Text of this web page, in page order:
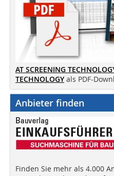
AT SCREENING
TECHNOLOGY als PDF-
Anbieter finden
Finden Sie mehr als 4.000